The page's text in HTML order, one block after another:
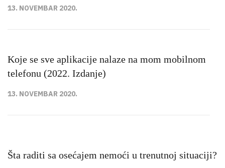
13. NOVEMBAR 2020.
Koje se sve aplikacije nalaze na mom mobilnom
telefonu (2022. Izdanje)
13. NOVEMBAR 2020.
Šta raditi sa osećajem nemoći u trenutnoj situaciji?